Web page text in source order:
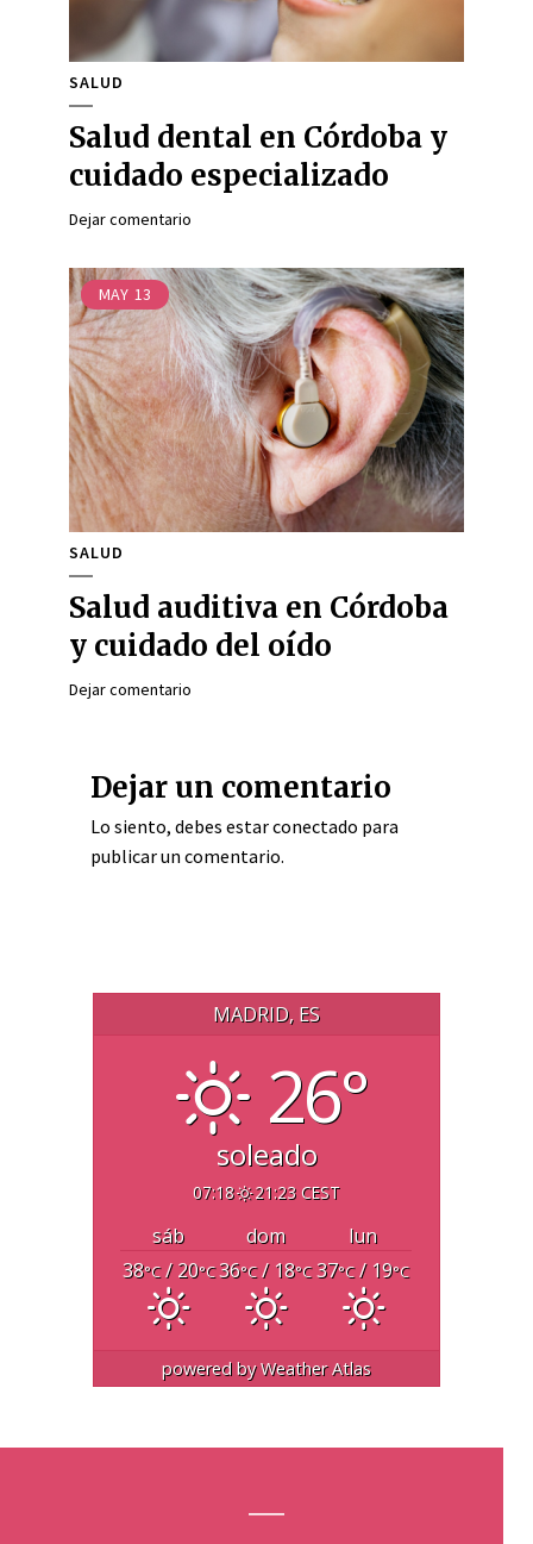
SALUD
Salud dental en Córdoba y
cuidado especializado
Dejar comentario
MAY 13
SALUD
Salud auditiva en Córdoba
y cuidado del oído
Dejar comentario
Dejar un comentario
Lo siento, debes estarconectado para
publicar un comentario.
MADRID, ES
26°
soleado
07:18 21:23 CEST
sáb dom
lun
38°C/ 20°C36°C/ 18°C 37°C/ 19°C
powered byWeather Atlas